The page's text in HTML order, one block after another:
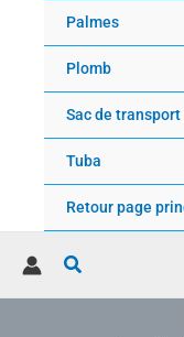
Palmes
Plomb
Sac de transport
Tuba
Retour page
Rechercher